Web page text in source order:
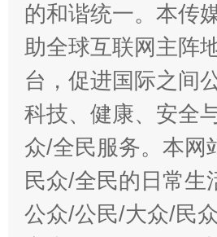
的和谐统一。本传
助全球互联网主阵
台，促进国际之间
科技、健康、安全
众/全民服务。本网
民众/全民的日常
公众/公民/大众/民